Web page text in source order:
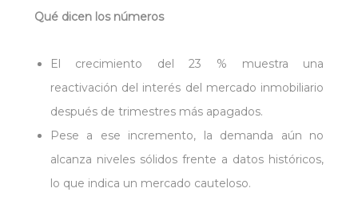
Qué dicen los números
El crecimiento del 23 % muestra una
reactivación del interés del mercado inmobiliario
después de trimestres más apagados.
Pese a ese incremento, la demanda aún no
alcanza niveles sólidos frente a datos históricos,
lo que indica un mercado cauteloso.